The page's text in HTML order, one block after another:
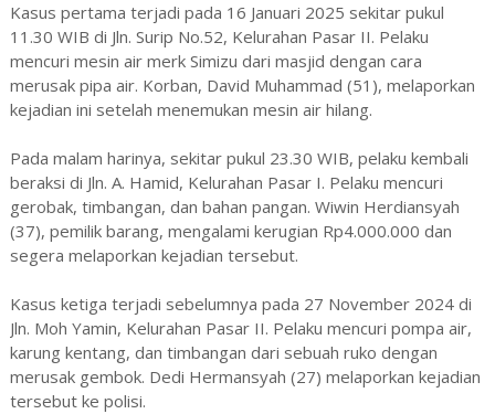
Kasus pertama terjadi pada 16 Januari 2025 sekitar pukul
11.30 WIB di Jln. Surip No.52, Kelurahan Pasar II. Pelaku
mencuri mesin air merk Simizu dari masjid dengan cara
merusak pipa air. Korban, David Muhammad (51), melaporkan
kejadian ini setelah menemukan mesin air hilang.
Pada malam harinya, sekitar pukul 23.30 WIB, pelaku kembali
beraksi di Jln. A. Hamid, Kelurahan Pasar I. Pelaku mencuri
gerobak, timbangan, dan bahan pangan. Wiwin Herdiansyah
(37), pemilik barang, mengalami kerugian Rp4.000.000 dan
segera melaporkan kejadian tersebut.
Kasus ketiga terjadi sebelumnya pada 27 November 2024 di
Jln. Moh Yamin, Kelurahan Pasar II. Pelaku mencuri pompa air,
karung kentang, dan timbangan dari sebuah ruko dengan
merusak gembok. Dedi Hermansyah (27) melaporkan kejadian
tersebut ke polisi.